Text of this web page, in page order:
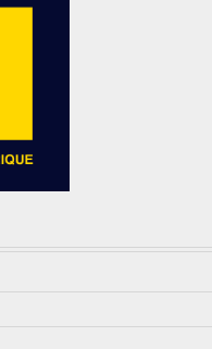
cryptomonnaie : PayPal abat
maîtresses pour s’imposer en